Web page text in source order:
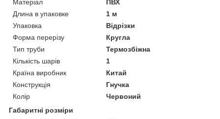
Матеріал
ПВХ
Длина в упаковке
1 м
Упаковка
Відрізки
Форма перерізу
Кругла
Тип труби
Термозбіжна
Кількість шарів
1
Країна виробник
Китай
Конструкція
Гнучка
Колір
Червоний
Габаритні розміри